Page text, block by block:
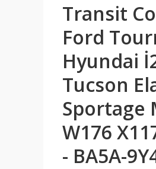
Transit
Ford
Hyundai
Tucson
Sportage
W176
- BA5A-